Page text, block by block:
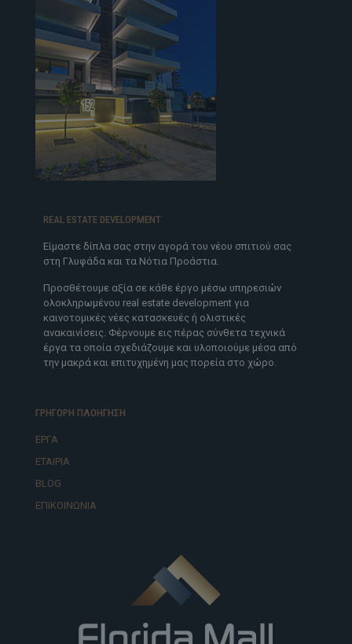
REAL ESTATE DEVELOPMENT
Είμαστε δίπλα σας στην αγορά του νέου σπιτιού σας
στη Γλυφάδα και τα Νότια Προάστια.
Προσθέτουμε αξία σε κάθε έργο μέσω υπηρεσιών
ολοκληρωμένου real estate development για
καινοτομικές νέες κατασκευές ή ολιστικές
ανακαινίσεις. Φέρνουμε εις πέρας σύνθετα τεχνικά
έργα τα οποία σχεδιάζουμε και υλοποιούμε μέσα από
την μακρά και επιτυχημένη μας πορεία στο χώρο.
ΓΡΗΓΟΡΗ ΠΛΟΗΓΗΣΗ
ΕΡΓΑ
ΕΤΑΙΡΙΑ
BLOG
ΕΠΙΚΟΙΝΩΝΙΑ